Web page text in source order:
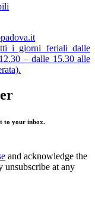
i giorni feriali dalle
– dalle 15.30 alle
to your inbox.
and acknowledge the
unsubscribe at any